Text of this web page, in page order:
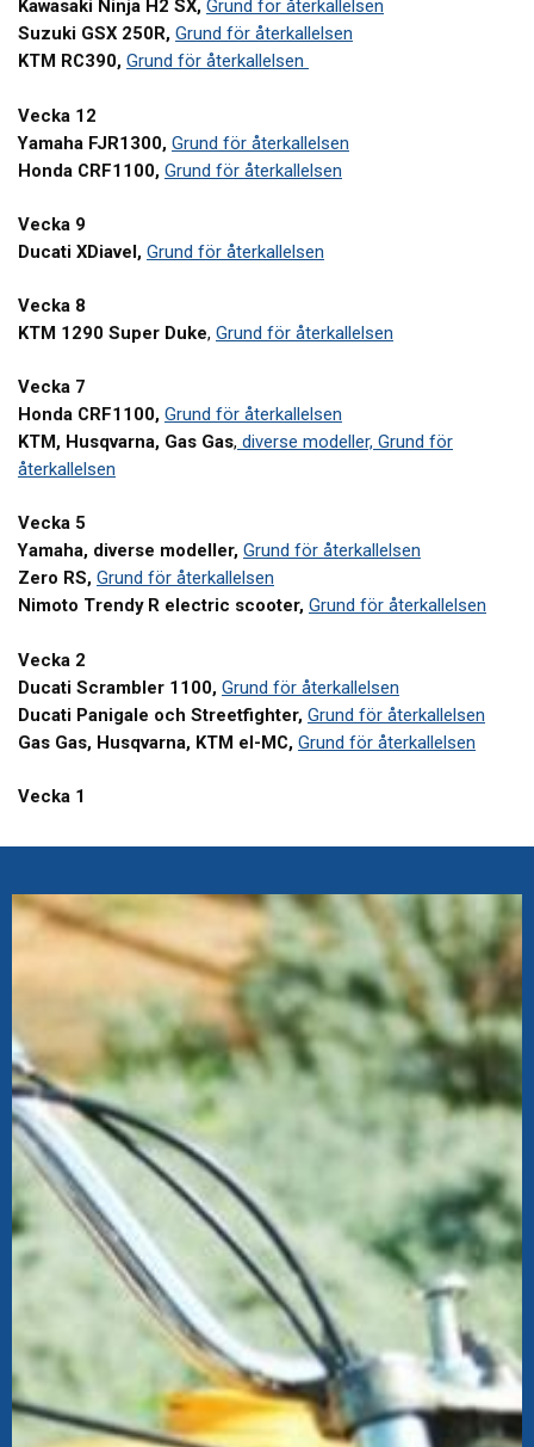
Kawasaki Ninja H2 SX, Grund för återkallelsen
Suzuki GSX 250R, Grund för återkallelsen
KTM RC390, Grund för återkallelsen
Vecka 12
Yamaha FJR1300, Grund för återkallelsen
Honda CRF1100, Grund för återkallelsen
Vecka 9
Ducati XDiavel, Grund för återkallelsen
Vecka 8
KTM 1290 Super Duke, Grund för återkallelsen
Vecka 7
Honda CRF1100, Grund för återkallelsen
KTM, Husqvarna, Gas Gas, diverse modeller, Grund för
återkallelsen
Vecka 5
Yamaha, diverse modeller, Grund för återkallelsen
Zero RS, Grund för återkallelsen
Nimoto Trendy R electric scooter, Grund för återkallelsen
Vecka 2
Ducati Scrambler 1100, Grund för återkallelsen
Ducati Panigale och Streetfighter, Grund för återkallelsen
Gas Gas, Husqvarna, KTM el-MC, Grund för återkallelsen
Vecka 1